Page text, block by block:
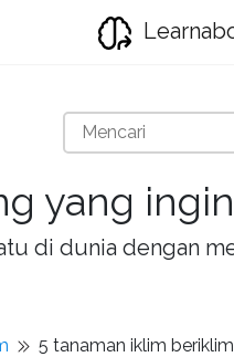
yang
di dunia dengan
5 tanaman iklim